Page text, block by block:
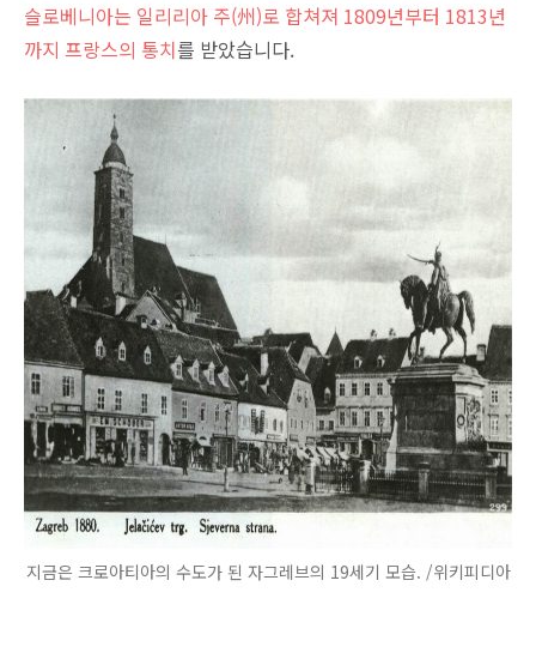
슬로베니아는 일리리아 주(州)로 합쳐져 1809년부터 1813년
까지 프랑스의 통치를 받았습니다.
지금은 크로아티아의 수도가 된 자그레브의 19세기 모습. /위키피디아